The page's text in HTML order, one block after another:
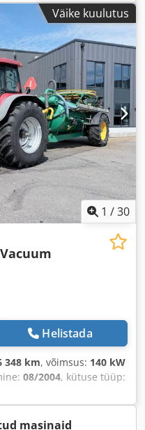
Väike kuulutus
1 /30
Helistada
348 km, võimsus: 140 kW
08/2004, kütuse tüüp:
masinaid